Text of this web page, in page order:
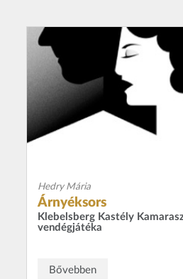
Hedry Mária
Árnyéksors
Klebelsberg Kastély
vendégjátéka
Bővebben